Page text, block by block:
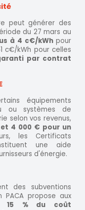
peut générer des
du 27 mars au
à 4 c€/kWhpour
c€/kWh pour celles
par contrat
équipements
ou systèmes de
selon vos revenus,
4 000 € pour un
les Certificats
une aide
d'énergie.
des subventions
PACA propose aux
15 % du coût